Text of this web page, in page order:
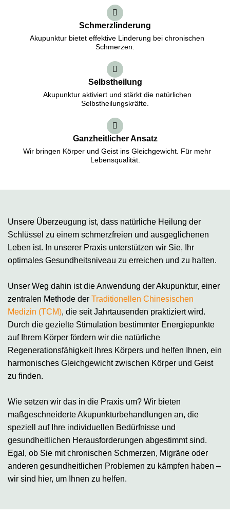
Schmerzlinderung
Akupunktur bietet effektive Linderung bei chronischen
Schmerzen.
Selbstheilung
Akupunktur aktiviert und stärkt die natürlichen
Selbstheilungskräfte.
Ganzheitlicher Ansatz
Wir bringen Körper und Geist ins Gleichgewicht. Für mehr
Lebensqualität.
Unsere Überzeugung ist, dass natürliche Heilung der
Schlüssel zu einem schmerzfreien und ausgeglichenen
Leben ist. In unserer Praxis unterstützen wir Sie, Ihr
optimales Gesundheitsniveau zu erreichen und zu halten.
Unser Weg dahin ist die Anwendung der Akupunktur, einer
zentralen Methode der Traditionellen Chinesischen
Medizin (TCM), die seit Jahrtausenden praktiziert wird.
Durch die gezielte Stimulation bestimmter Energiepunkte
auf Ihrem Körper fördern wir die natürliche
Regenerationsfähigkeit Ihres Körpers und helfen Ihnen, ein
harmonisches Gleichgewicht zwischen Körper und Geist
zu finden.
Wie setzen wir das in die Praxis um? Wir bieten
maßgeschneiderte Akupunkturbehandlungen an, die
speziell auf Ihre individuellen Bedürfnisse und
gesundheitlichen Herausforderungen abgestimmt sind.
Egal, ob Sie mit chronischen Schmerzen, Migräne oder
anderen gesundheitlichen Problemen zu kämpfen haben –
wir sind hier, um Ihnen zu helfen.